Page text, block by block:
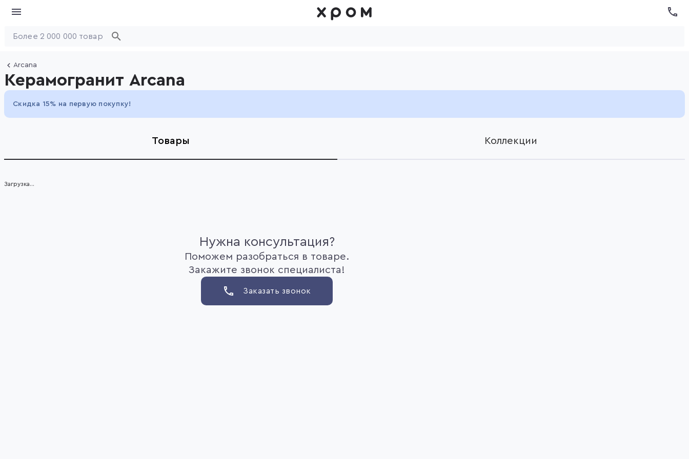
Arcana
Керамогранит Arcana
Скидка 15% на первую покупку!
Товары Коллекции
Загрузка...
Нужна консультация?
Поможем разобраться в товаре.
Закажите звонок специалиста!
Заказать звонок